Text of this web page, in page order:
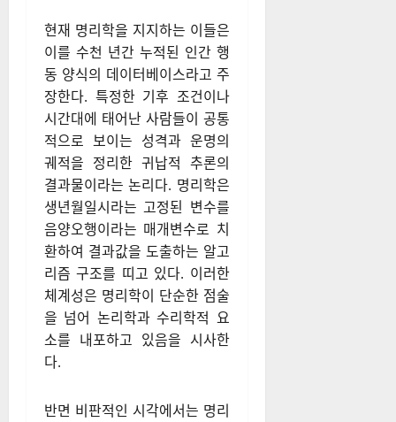
현재 명리학을 지지하는 이들은
이를 수천 년간 누적된 인간 행
동 양식의 데이터베이스라고 주
장한다. 특정한 기후 조건이나
시간대에 태어난 사람들이 공통
적으로 보이는 성격과 운명의
궤적을 정리한 귀납적 추론의
결과물이라는 논리다. 명리학은
생년월일시라는 고정된 변수를
음양오행이라는 매개변수로 치
환하여 결과값을 도출하는 알고
리즘 구조를 띠고 있다. 이러한
체계성은 명리학이 단순한 점술
을 넘어 논리학과 수리학적 요
소를 내포하고 있음을 시사한
다.
반면 비판적인 시각에서는 명리